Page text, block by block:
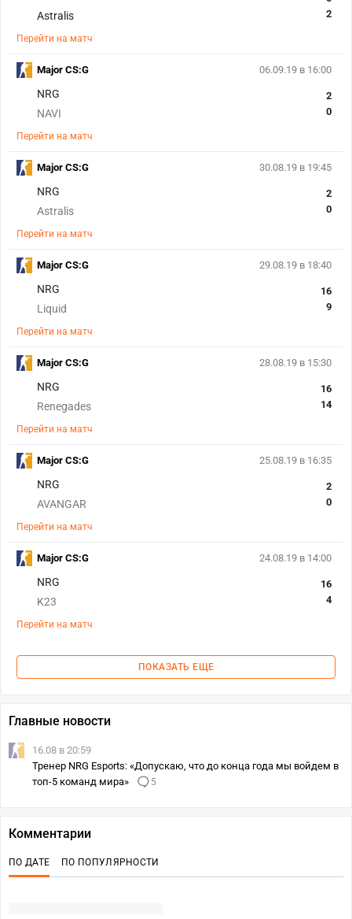
Astralis
2
Перейти на матч
06.09.19 в 16:00
NRG
NAVI
2
0
Перейти на матч
Major CS:G
30.08.19 в 19:45
NRG
Astralis
2
0
Перейти на матч
Major CS:G
29.08.19 в 18:40
NRG
Liquid
16
9
Перейти на матч
Major CS:G
28.08.19 в 15:30
NRG
Renegades
16
14
Перейти на матч
Major CS:G
25.08.19 в 16:35
NRG
AVANGAR
2
0
Перейти на матч
Major CS:G
24.08.19 в 14:00
NRG
K23
16
4
Перейти на матч
Major CS:G
ПОКАЗАТЬ ЕЩЕ
Главные новости
16.08 в 20:59
Тренер NRG Esports: «Допускаю, что до конца года мы войдем в
топ-5 команд мира»
5
Комментарии
ПО ДАТЕ ПО ПОПУЛЯРНОСТИ